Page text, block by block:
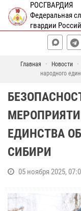
РОСГВАРДИЯ
Федеральная
гвардии
Главная Новости
народного
ЕДИНСТВА
СИБИРИ
05 ноября 2025,